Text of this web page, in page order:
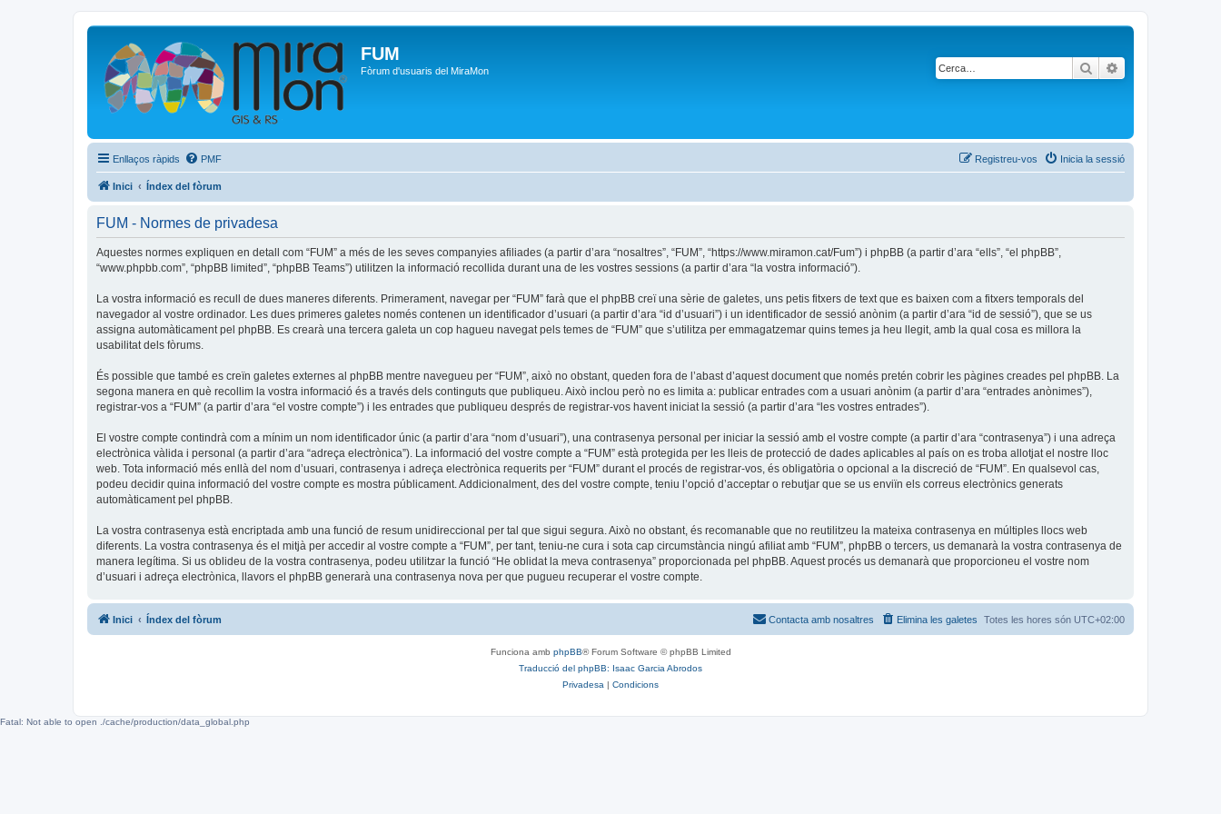
FUM
Fòrum d'usuaris del MiraMon Cerca
Enllaços ràpids PMF Inicia la sessió
Registreu-vos
Inici Índex del fòrum
FUM - Normes de privadesa
Aquestes normes expliquen en detall com “FUM” a més de les seves companyies afiliades (a partir d’ara “nosaltres”, “FUM”, “https://www.miramon.cat/Fum”) i phpBB (a partir d’ara “ells”, “el phpBB”,
“www.phpbb.com”, “phpBB limited”, “phpBB Teams”) utilitzen la informació recollida durant una de les vostres sessions (a partir d’ara “la vostra informació”).
La vostra informació es recull de dues maneres diferents. Primerament, navegar per “FUM” farà que el phpBB creï una sèrie de galetes, uns petis fitxers de text que es baixen com a fitxers temporals del
navegador al vostre ordinador. Les dues primeres galetes només contenen un identificador d’usuari (a partir d’ara “id d’usuari”) i un identificador de sessió anònim (a partir d’ara “id de sessió”), que se us
assigna automàticament pel phpBB. Es crearà una tercera galeta un cop hagueu navegat pels temes de “FUM” que s’utilitza per emmagatzemar quins temes ja heu llegit, amb la qual cosa es millora la
usabilitat dels fòrums.
És possible que també es creïn galetes externes al phpBB mentre navegueu per “FUM”, això no obstant, queden fora de l’abast d’aquest document que només pretén cobrir les pàgines creades pel phpBB. La
segona manera en què recollim la vostra informació és a través dels continguts que publiqueu. Això inclou però no es limita a: publicar entrades com a usuari anònim (a partir d’ara “entrades anònimes”),
registrar-vos a “FUM” (a partir d’ara “el vostre compte”) i les entrades que publiqueu després de registrar-vos havent iniciat la sessió (a partir d’ara “les vostres entrades”).
El vostre compte contindrà com a mínim un nom identificador únic (a partir d’ara “nom d’usuari”), una contrasenya personal per iniciar la sessió amb el vostre compte (a partir d’ara “contrasenya”) i una adreça
electrònica vàlida i personal (a partir d’ara “adreça electrònica”). La informació del vostre compte a “FUM” està protegida per les lleis de protecció de dades aplicables al país on es troba allotjat el nostre lloc
web. Tota informació més enllà del nom d’usuari, contrasenya i adreça electrònica requerits per “FUM” durant el procés de registrar-vos, és obligatòria o opcional a la discreció de “FUM”. En qualsevol cas,
podeu decidir quina informació del vostre compte es mostra públicament. Addicionalment, des del vostre compte, teniu l’opció d’acceptar o rebutjar que se us enviïn els correus electrònics generats
automàticament pel phpBB.
La vostra contrasenya està encriptada amb una funció de resum unidireccional per tal que sigui segura. Això no obstant, és recomanable que no reutilitzeu la mateixa contrasenya en múltiples llocs web
diferents. La vostra contrasenya és el mitjà per accedir al vostre compte a “FUM”, per tant, teniu-ne cura i sota cap circumstància ningú afiliat amb “FUM”, phpBB o tercers, us demanarà la vostra contrasenya de
manera legítima. Si us oblideu de la vostra contrasenya, podeu utilitzar la funció “He oblidat la meva contrasenya” proporcionada pel phpBB. Aquest procés us demanarà que proporcioneu el vostre nom
d’usuari i adreça electrònica, llavors el phpBB generarà una contrasenya nova per que pugueu recuperar el vostre compte.
Inici Índex del fòrum Totes les hores són UTC+02:00
Elimina les galetes
Contacta amb nosaltres
Funciona amb phpBB® Forum Software © phpBB Limited
Traducció del phpBB: Isaac Garcia Abrodos
Privadesa | Condicions
Fatal: Not able to open ./cache/production/data_global.php